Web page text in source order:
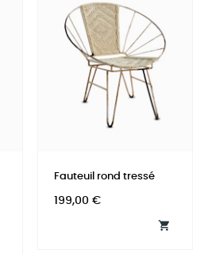
Fauteuil rond tressé
Prix
199,00 €
